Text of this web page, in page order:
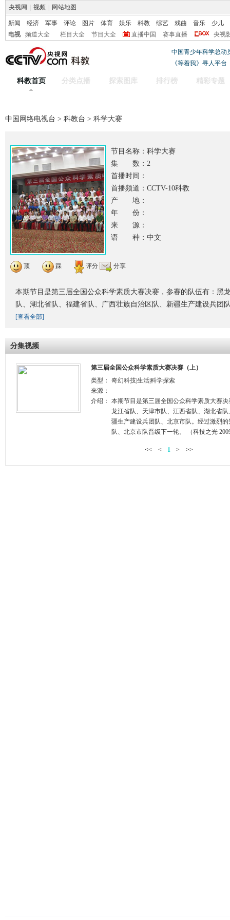
央视网 视频 网站地图
新闻 经济 军事 评论 图片 体育 娱乐 科教 综艺 戏曲 音乐
少儿
电视
频道大全 栏目大全 节目大全 直播中国 赛事直播 央视
中国青少年科学总动
《等着我》寻人平台
科教首页 分类点播 探索图库 排行榜 精彩专题
中国网络电视台 > 科教台 > 科学大赛
节目名称： 科学大赛
集 数：2
首播时间：
首播频道：CCTV-10科教
产 地：
年 份：
来 源：
语 种：中文
顶 踩 评分 分享
本期节目是第三届全国公众科学素质大赛决赛，参赛的队伍有：黑
队、湖北省队、福建省队、广西壮族自治区队、新疆生产建设兵团
[查看全部]
分集视频
第三届全国公众科学素质大赛决赛（上）
类型：
奇幻科技|生活|科学探索
来源：
介绍：
本期节目是第三届全国公众科学素质大赛
龙江省队、天津市队、江西省队、湖北省
疆生产建设兵团队、北京市队。经过激烈
队、北京市队晋级下一轮。 （科技之光
<< < 1 > >>